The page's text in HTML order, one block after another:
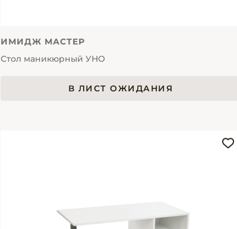
ИМИДЖ МАСТЕР
Стол маникюрный УНО
В ЛИСТ ОЖИДАНИЯ